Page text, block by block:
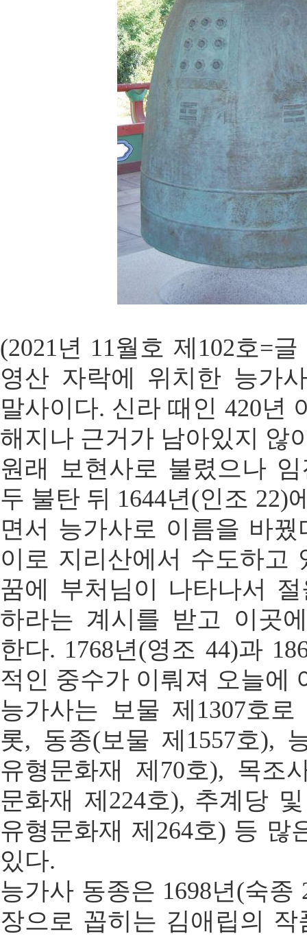
(2021년 11월호 제102호=
영산 자락에 위치한 능가
말사이다. 신라 때인 420년
해지나 근거가 남아있지 않
원래 보현사로 불렸으나
두 불탄 뒤 1644년(인조 22)
면서 능가사로 이름을 바
이로 지리산에서 수도하고
꿈에 부처님이 나타나서
하라는 계시를 받고 이곳
한다. 1768년(영조 44)과
적인 중수가 이뤄져 오늘에
능가사는 보물 제1307호
롯, 동종(보물 제1557호),
유형문화재 제70호), 목조
문화재 제224호), 추계당
유형문화재 제264호) 등 많
있다.
능가사 동종은 1698년(숙종
장으로 꼽히는 김애립의